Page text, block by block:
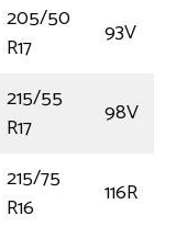
205/50
R17
93V
215/55
R17
98V
215/75
R16
116R